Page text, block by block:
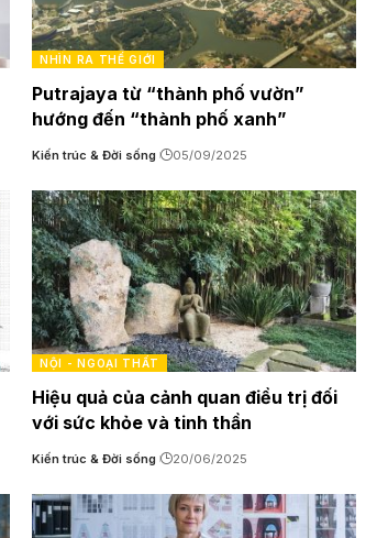
NHÌN RA THẾ GIỚI
Putrajaya từ “thành phố vườn”
hướng đến “thành phố xanh”
Kiến trúc & Đời sống 05/09/2025
NỘI - NGOẠI THẤT
Hiệu quả của cảnh quan điều trị đối
với sức khỏe và tinh thần
Kiến trúc & Đời sống 20/06/2025